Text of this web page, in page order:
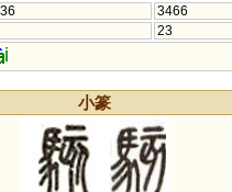
3466
23
i
小篆